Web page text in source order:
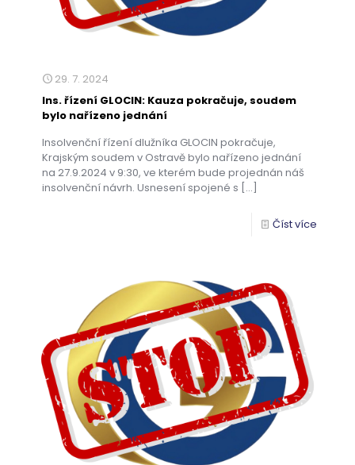
29. 7. 2024
Ins. řízení GLOCIN: Kauza pokračuje, soudem
bylo nařízeno jednání
Insolvenční řízení dlužníka GLOCIN pokračuje,
Krajským soudem v Ostravě bylo nařízeno jednání
na 27.9.2024 v 9:30, ve kterém bude projednán náš
insolvenční návrh. Usnesení spojené s […]
Číst více